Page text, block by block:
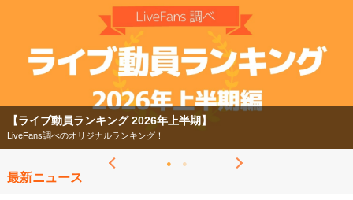
【ライブ動員ランキング 2026年上半期】
LiveFans調べのオリジナルランキング！
最新ニュース